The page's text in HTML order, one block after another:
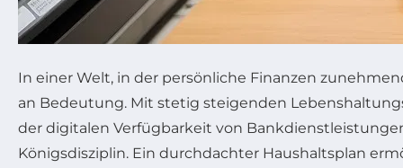
In einer Welt, in der persönliche Finanzen
an Bedeutung. Mit stetig steigenden
der digitalen Verfügbarkeit von
Königsdisziplin. Ein durchdachter Haushaltsplan